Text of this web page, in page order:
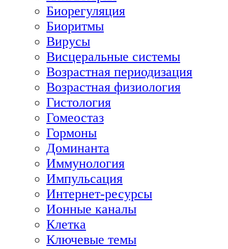
Биорегуляция
Биоритмы
Вирусы
Висцеральные системы
Возрастная периодизация
Возрастная физиология
Гистология
Гомеостаз
Гормоны
Доминанта
Иммунология
Импульсация
Интернет-ресурсы
Ионные каналы
Клетка
Ключевые темы